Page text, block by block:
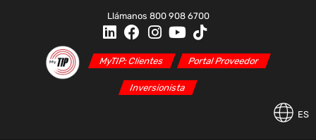
Llámanos 800 908 6700
MyTIP: Clientes Portal Proveedor
Inversionista
ES